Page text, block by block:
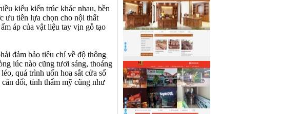
kiểu kiến trúc khác nhau, bền
ưu tiên lựa chọn cho nội thất
áp của vật liệu tay vịn gỗ tạo
đảm bảo tiêu chí về độ thông
lúc nào cũng tươi sáng, thoáng
quá trình uốn hoa sắt cửa sổ
đối, tính thẩm mỹ cũng như